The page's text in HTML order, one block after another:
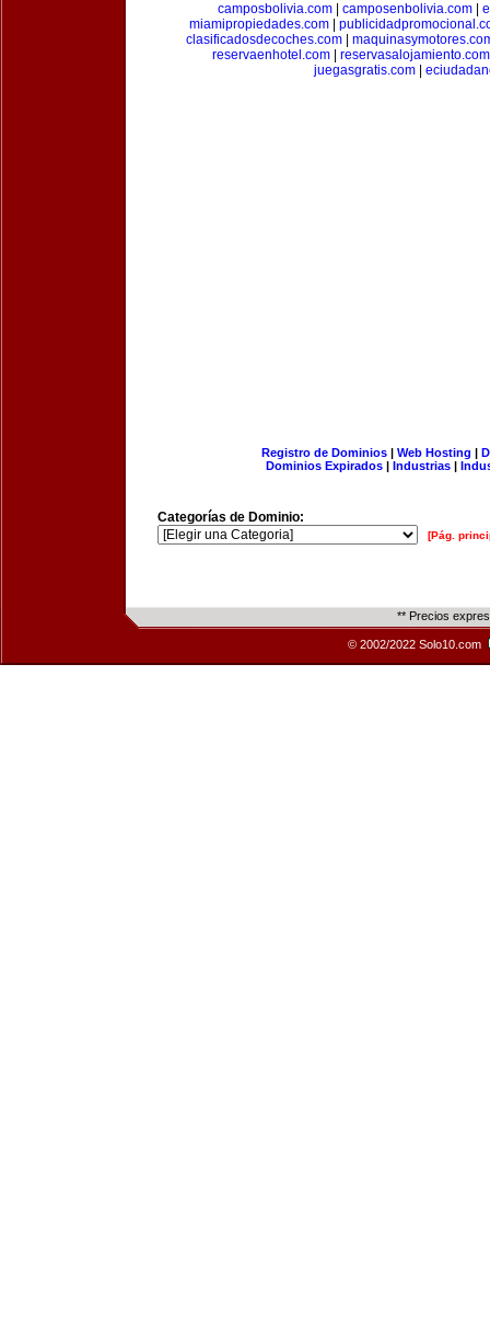
camposbolivia.com| camposenbolivia.com|
miamipropiedades.com
clasificadosdecoches.com
reservaenhotel.com| reservasalojamiento.com
juegasgratis.com|
Registro de Dominios| Web Hosting |
Dominios Expirados | Industrias |
Categorías de Dominio:
[Pág.
** Precios
© 2002/2022 Solo10.com